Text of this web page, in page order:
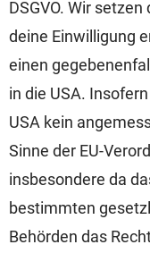
DSGVO. Wir
deine Einwilligung
einen
in die USA.
USA kein
Sinne der EU-
insbesondere da
bestimmten
Behörden das